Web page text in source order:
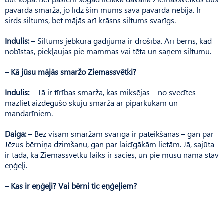
pavarda smarža, jo līdz šim mums sava pavarda nebija. Ir
sirds siltums, bet mājās arī krāsns siltums svarīgs.
Indulis:– Siltums jebkurā gadījumā ir drošība. Arī bērns, kad
nobīstas, piekļaujas pie mammas vai tēta un saņem siltumu.
– Kā jūsu mājās smaržo Ziemassvētki?
Indulis:– Tā ir tīrības smarža, kas miksējas – no svecītes
mazliet aizdegušo skuju smarža ar piparkūkām un
mandarīniem.
Daiga:– Bez visām smaržām svarīga ir pateikšanās – gan par
Jēzus bērniņa dzimšanu, gan par laicīgākām lietām. Jā, sajūta
ir tāda, ka Ziemassvētku laiks ir sācies, un pie mūsu nama stāv
eņģeļi.
– Kas ir eņģeļi? Vai bērni tic eņģeļiem?